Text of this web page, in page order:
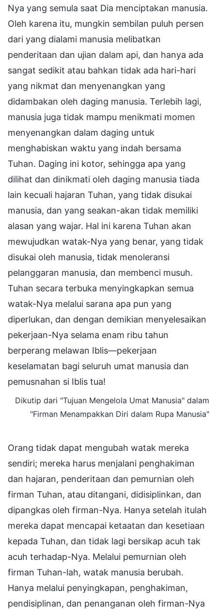
Nya yang semula saat Dia menciptakan manusia.
Oleh karena itu, mungkin sembilan puluh persen
dari yang dialami manusia melibatkan
penderitaan dan ujian dalam api, dan hanya ada
sangat sedikit atau bahkan tidak ada hari-hari
yang nikmat dan menyenangkan yang
didambakan oleh daging manusia. Terlebih lagi,
manusia juga tidak mampu menikmati momen
menyenangkan dalam daging untuk
menghabiskan waktu yang indah bersama
Tuhan. Daging ini kotor, sehingga apa yang
dilihat dan dinikmati oleh daging manusia tiada
lain kecuali hajaran Tuhan, yang tidak disukai
manusia, dan yang seakan-akan tidak memiliki
alasan yang wajar. Hal ini karena Tuhan akan
mewujudkan watak-Nya yang benar, yang tidak
disukai oleh manusia, tidak menoleransi
pelanggaran manusia, dan membenci musuh.
Tuhan secara terbuka menyingkapkan semua
watak-Nya melalui sarana apa pun yang
diperlukan, dan dengan demikian menyelesaikan
pekerjaan-Nya selama enam ribu tahun
berperang melawan Iblis—pekerjaan
keselamatan bagi seluruh umat manusia dan
pemusnahan si Iblis tua!
Dikutip dari "Tujuan Mengelola Umat Manusia" dalam
"Firman Menampakkan Diri dalam Rupa Manusia"
Orang tidak dapat mengubah watak mereka
sendiri; mereka harus menjalani penghakiman
dan hajaran, penderitaan dan pemurnian oleh
firman Tuhan, atau ditangani, didisiplinkan, dan
dipangkas oleh firman-Nya. Hanya setelah itulah
mereka dapat mencapai ketaatan dan kesetiaan
kepada Tuhan, dan tidak lagi bersikap acuh tak
acuh terhadap-Nya. Melalui pemurnian oleh
firman Tuhan-lah, watak manusia berubah.
Hanya melalui penyingkapan, penghakiman,
pendisiplinan, dan penanganan oleh firman-Nya